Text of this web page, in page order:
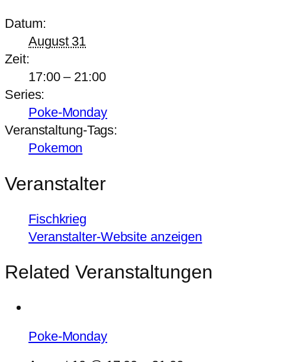
Datum:
August 31
Zeit:
17:00 – 21:00
Series:
Poke-Monday
Veranstaltung-Tags:
Pokemon
Veranstalter
Fischkrieg
Veranstalter-Website anzeigen
Related Veranstaltungen
Poke-Monday